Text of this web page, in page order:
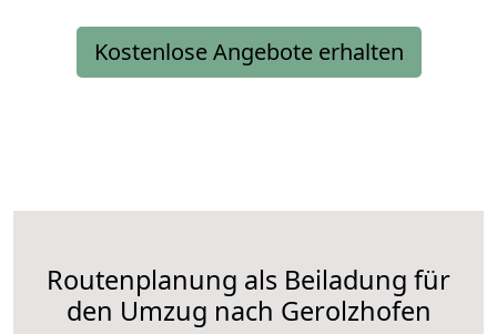
Kostenlose Angebote erhalten
Routenplanung als Beiladung für
den Umzug nach Gerolzhofen